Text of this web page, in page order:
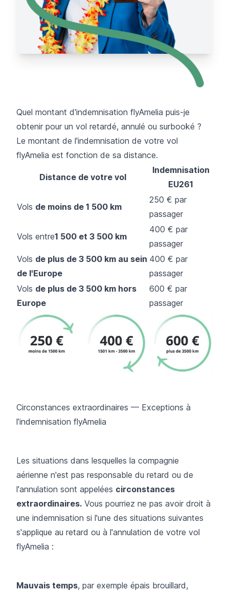
Quel montant d'indemnisation flyAmelia puis-je
obtenir pour un vol retardé, annulé ou surbooké ?
Le montant de l'indemnisation de votre vol
flyAmelia est fonction de sa distance.
Distance de votre vol
Indemnisation
EU261
Vols de moins de 1 500 km
250 € par
passager
Vols entre1 500 et 3 500 km
400 € par
passager
Vols de plus de 3 500 km au sein
de l'Europe
400 € par
passager
Vols de plus de 3 500 km hors
Europe
600 € par
passager
Circonstances extraordinaires — Exceptions à
l’indemnisation flyAmelia
Les situations dans lesquelles la compagnie
aérienne n'est pas responsable du retard ou de
l'annulation sont appelées circonstances
extraordinaires. Vous pourriez ne pas avoir droit à
une indemnisation si l'une des situations suivantes
s'applique au retard ou à l'annulation de votre vol
flyAmelia :
Mauvais temps, par exemple épais brouillard,